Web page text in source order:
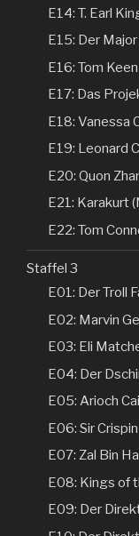
E14: T. Earl
E15: Der Major
E16: Tom Keen
E17: Das
E18: Vanessa
E19: Leonard
E20: Quon
E21: Karakurt
E22: Tom
Staffel 3
E01: Der Troll
E02: Marvin
E03: Eli
E04: Der
E05: Arioch
E06: Sir
E07: Zal Bin
E08: Kings of
E09: Der